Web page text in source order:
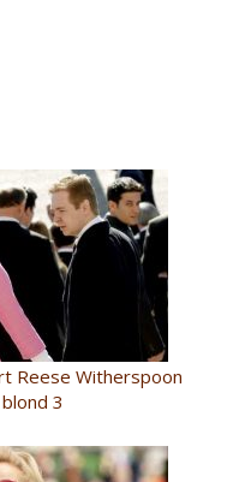
Reese Witherspoon
3